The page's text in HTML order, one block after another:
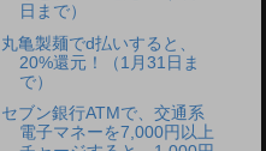
日まで）
丸亀製麺でd払いすると、
20%還元！（1月31日ま
で）
セブン銀行ATMで、交通系
電子マネーを7,000円以上